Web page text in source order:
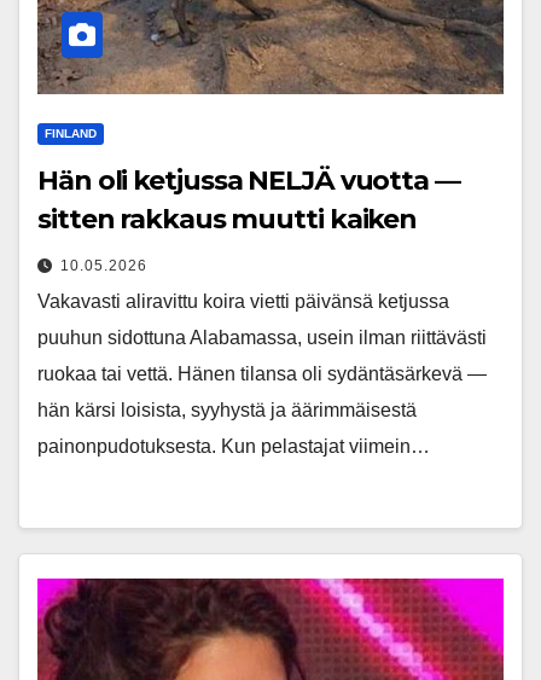
FINLAND
Hän oli ketjussa NELJÄ vuotta —
sitten rakkaus muutti kaiken
10.05.2026
Vakavasti aliravittu koira vietti päivänsä ketjussa
puuhun sidottuna Alabamassa, usein ilman riittävästi
ruokaa tai vettä. Hänen tilansa oli sydäntäsärkevä —
hän kärsi loisista, syyhystä ja äärimmäisestä
painonpudotuksesta. Kun pelastajat viimein…